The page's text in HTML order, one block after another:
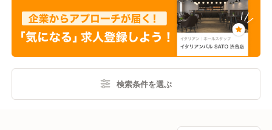
検索条件を選ぶ